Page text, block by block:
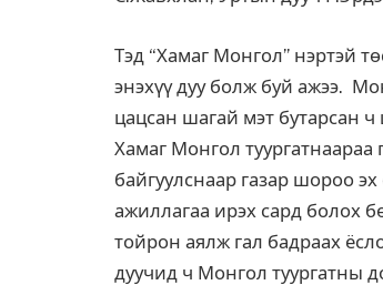
Тэд “Хамаг Монгол” нэртэй
энэхүү дуу болж буй ажээ.
цацсан шагай мэт бутарсан
Хамаг Монгол
байгуулснаар газар шороо
ажиллагаа ирэх сард болох
тойрон аялж гал бадраах
дуучид ч Монгол туургатны